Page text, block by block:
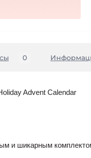
0
Advent Calendar
и шикарным